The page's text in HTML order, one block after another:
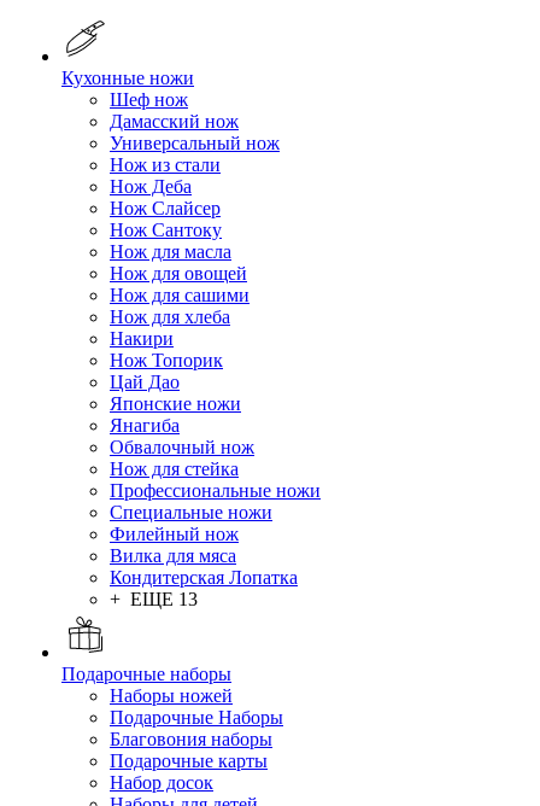
Кухонные ножи
Шеф нож
Дамасский нож
Универсальный нож
Нож из стали
Нож Деба
Нож Слайсер
Нож Сантоку
Нож для масла
Нож для овощей
Нож для сашими
Нож для хлеба
Накири
Нож Топорик
Цай Дао
Японские ножи
Янагиба
Обвалочный нож
Нож для стейка
Профессиональные ножи
Специальные ножи
Филейный нож
Вилка для мяса
Кондитерская Лопатка
+ ЕЩЕ 13
Подарочные наборы
Наборы ножей
Подарочные Наборы
Благовония наборы
Подарочные карты
Набор досок